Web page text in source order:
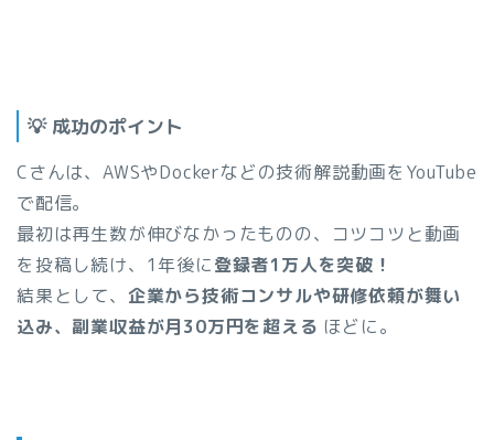
💡 成功のポイント
Cさんは、AWSやDockerなどの技術解説動画をYouTube
で配信。
最初は再生数が伸びなかったものの、コツコツと動画
を投稿し続け、1年後に登録者1万人を突破！
結果として、 企業から技術コンサルや研修依頼が舞い
込み、副業収益が月30万円を超える ほどに。